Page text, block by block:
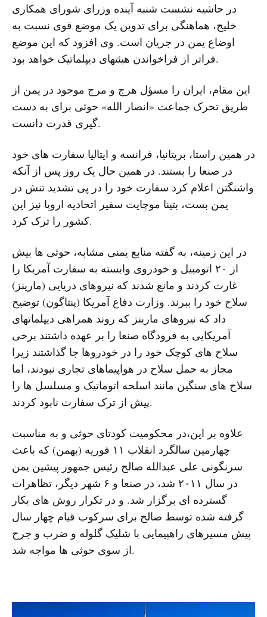
در حاشیه نشست شنبه آینده وزرای شورای همکاری
خلیج، هماهنگی برای تدوین یک موضع قوی نسبت به
اوضاع یمن در جریان است. وی افزود که این موضع
فراتر از فراخواندن هیئتهای دیپلماتیک خواهد بود.
این مقام، ایران را مسؤل هرج و مرج موجود در یمن از
طریق تحرک جماعت «انصار الله» حوثی برای به دست
گیری قدرت دانست.
در همین راستا، بریتانیا، فرانسه و ایتالیا سفارت های خود
در صنعا را بستند. در همین حال یک روز پس از آنکه
واشنگتن اعلام کرد سفارت خود را در پی تشدید تنش در
یمن بست، بتینا موچایت سفیر اتحادیه اروپا نیز این
کشور را ترک کرد.
در این زمینه، به گفته منابع یمنی مشابه، حوثی ها بیش
از ۲۰ اتومبیل و خودروی وابسته به سفارت آمریکا را
غارت کردند و مانع شدند که نیروهای دریایی (مارینز)
سلاح خود را ببرند. وزارت دفاع آمریکا (پنتاگون) توضیح
داد که نیروهای مارینز که روند همراهی دیپلماتهای
آمریکایی به فرودگاه صنعا را بر عهده داشتند برخی
سلاح های کوچک خود را در خودروها جا گذاشتند زیرا
مجاز به حمل سلاح در هواپیماهای تجاری نبودند، اما
سلاح های سنگین مانند اسلحه اتوماتیک و مسلسل ها را
پیش از ترک سفارت نابود کردند.
علاوه بر این،در محکومیت کودتای حوثی و به مناسبت
چهارمین سالگرد انقلاب ۱۱ فوریه (بهمن) که باعث
سرنگونی علی عبدالله صالح رئیس جمهور پیشین یمن
در سال ۲۰۱۱ شد، در صنعا و ۶ شهر دیگر، تظاهرات
گسترده ای برگزار شد. و در تکرار روش های بکار
گرفته شده توسط صالح برای سرکوب قیام چهار سال
پیش مسیرهای راهپیمایی با شلیک گلوله و ضرب و جرح
از سوی حوثی ها مواجه شد.